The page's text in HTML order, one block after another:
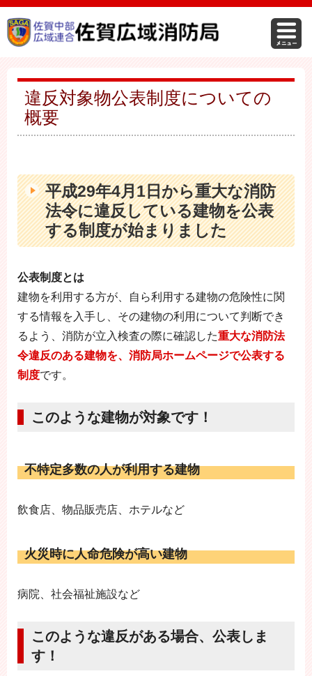
違反対象物公表制度についての
概要
平成29年4月1日から重大な消防
法令に違反している建物を公表
する制度が始まりました
公表制度とは
建物を利用する方が、自ら利用する建物の危険性に関
する情報を入手し、その建物の利用について判断でき
るよう、消防が立入検査の際に確認した重大な消防法
令違反のある建物を、消防局ホームページで公表する
制度です。
このような建物が対象です！
不特定多数の人が利用する建物
飲食店、物品販売店、ホテルなど
火災時に人命危険が高い建物
病院、社会福祉施設など
このような違反がある場合、公表しま
す！